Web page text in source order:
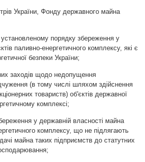
України, Фонду державного майна
установленому порядку збереження у
паливно-енергетичного комплексу, які є
безпеки України;
заходів щодо недопущення
(в тому числі шляхом здійснення
товариств) об'єктів державної
комплексі;
у державній власності майна
комплексу, що не підлягають
майна таких підприємств до статутних